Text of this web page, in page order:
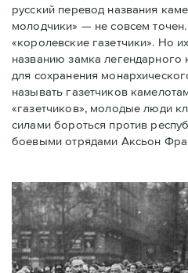
русский перевод названия
молодчики» — не совсем
«королевские газетчики». Но
названию замка легендарного
для сохранения
называть газетчиков
«газетчиков», молодые люди
силами бороться против
боевыми отрядами Аксьон